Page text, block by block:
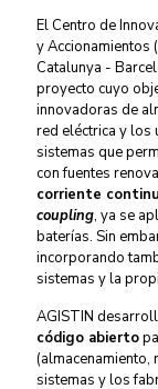
El Centro de
y Accionamientos
Catalunya -
proyecto cuyo
innovadoras de
red eléctrica y los
sistemas que
con fuentes
corriente
coupling, ya se
baterías. Sin
incorporando
sistemas y la
AGISTIN
código abierto
sistemas y los